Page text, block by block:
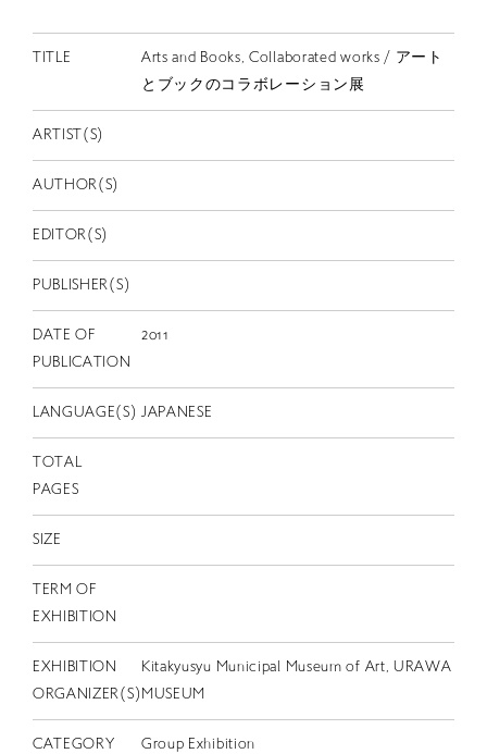
JP
TITLE
Arts and Books, Collaborated works / アート
とブックのコラボレーション展
ARTIST(S)
AUTHOR(S)
EDITOR(S)
PUBLISHER(S)
DATE OF
PUBLICATION
2011
LANGUAGE(S) JAPANESE
TOTAL
PAGES
SIZE
TERM OF
EXHIBITION
EXHIBITION
ORGANIZER(S)
Kitakyusyu Municipal Museum of Art, URAWA
MUSEUM
CATEGORY Group Exhibition